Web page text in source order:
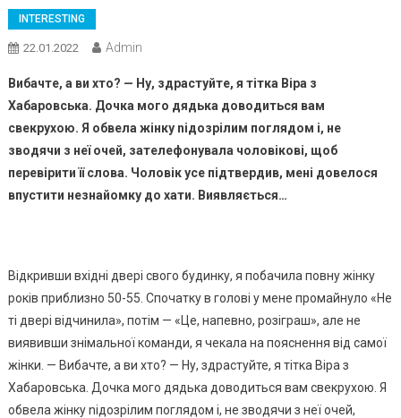
INTERESTING
22.01.2022 Admin
Вибачте, а ви хто? — Ну, здрастуйте, я тітка Віра з
Хабаровська. Дочка мого дядька доводиться вам
свекрухою. Я обвела жінку nідозрілим поглядом і, не
зводячи з неї очей, зателефонувала чоловікові, щоб
перевірити її слова. Чоловік усе підтвердив, мені довелося
впустити незнайомку до хати. Виявляється…
Відкривши вхідні двері свого будинку, я побачила повну жінку
років приблизно 50-55. Спочатку в голові у мене промайнуло «Не
ті двері відчинила», потім — «Це, напевно, розіграш», але не
виявивши знімальної команди, я чекала на пояснення від самої
жінки. — Вибачте, а ви хто? — Ну, здрастуйте, я тітка Віра з
Хабаровська. Дочка мого дядька доводиться вам свекрухою. Я
обвела жінку nідозрілим поглядом і, не зводячи з неї очей,